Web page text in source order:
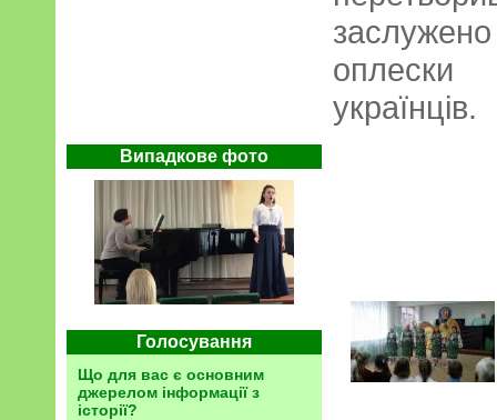
Випадкове фото
Голосування
Що для вас є основним
джерелом інформації з
історії?
оплески
українців.